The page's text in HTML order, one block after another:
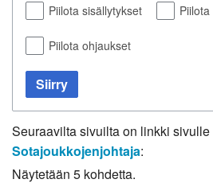
Piilota sisällytykset
Piilota ohjaukset
Siirry
Seuraavilta sivuilta on linkki sivulle
Sotajoukkojenjohtaja:
Näytetään 5 kohdetta.